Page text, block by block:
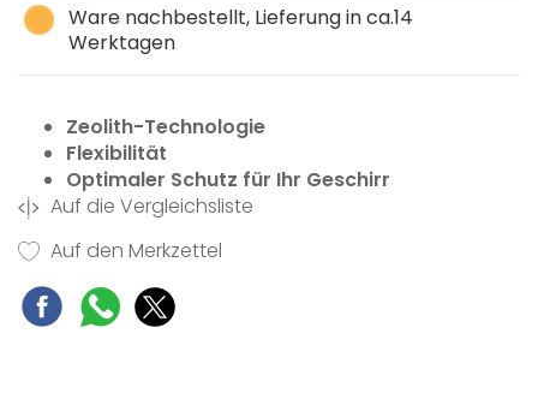
Ware nachbestellt, Lieferung in ca.14
Werktagen
Zeolith-Technologie
Flexibilität
Optimaler Schutz für Ihr Geschirr
Auf die Vergleichsliste
Auf den Merkzettel